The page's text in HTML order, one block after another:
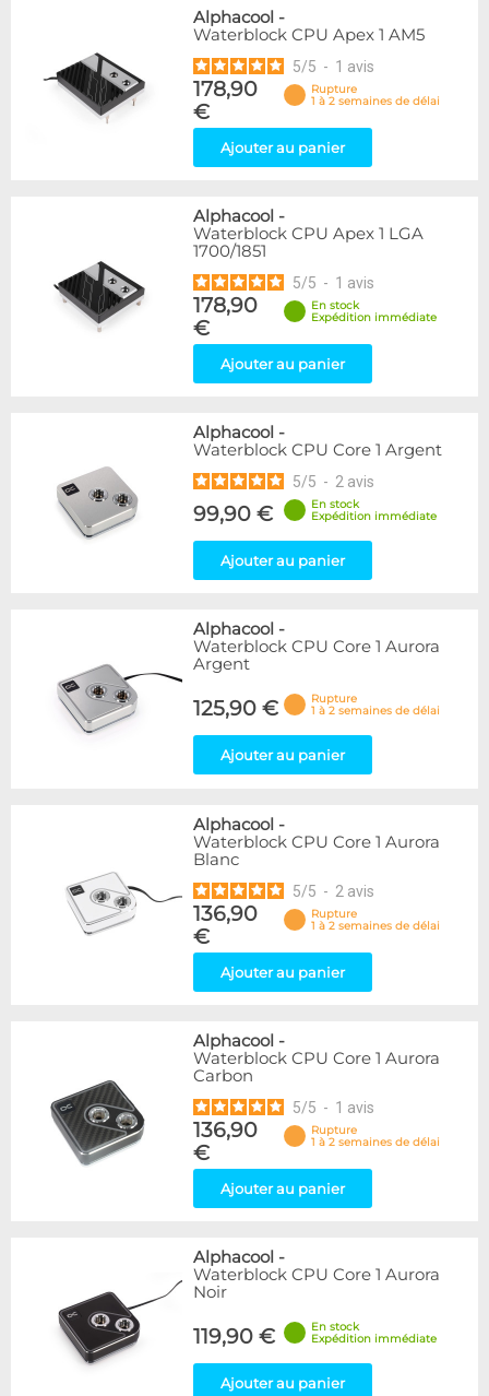
Alphacool -
Waterblock CPU Apex 1 AM5
5/5 - 1 avis
178,90
€
Rupture
1 à 2 semaines de délai
Ajouter au panier
Alphacool -
Waterblock CPU Apex 1 LGA
1700/1851
5/5 - 1 avis
178,90
€
En stock
Expédition immédiate
Ajouter au panier
Alphacool -
Waterblock CPU Core 1 Argent
5/5 - 2 avis
99,90 €
En stock
Expédition immédiate
Ajouter au panier
Alphacool -
Waterblock CPU Core 1 Aurora
Argent
125,90 €
Rupture
1 à 2 semaines de délai
Ajouter au panier
Alphacool -
Waterblock CPU Core 1 Aurora
Blanc
5/5 - 2 avis
136,90
€
Rupture
1 à 2 semaines de délai
Ajouter au panier
Alphacool -
Waterblock CPU Core 1 Aurora
Carbon
5/5 - 1 avis
136,90
€
Rupture
1 à 2 semaines de délai
Ajouter au panier
Alphacool -
Waterblock CPU Core 1 Aurora
Noir
119,90 €
En stock
Expédition immédiate
Ajouter au panier